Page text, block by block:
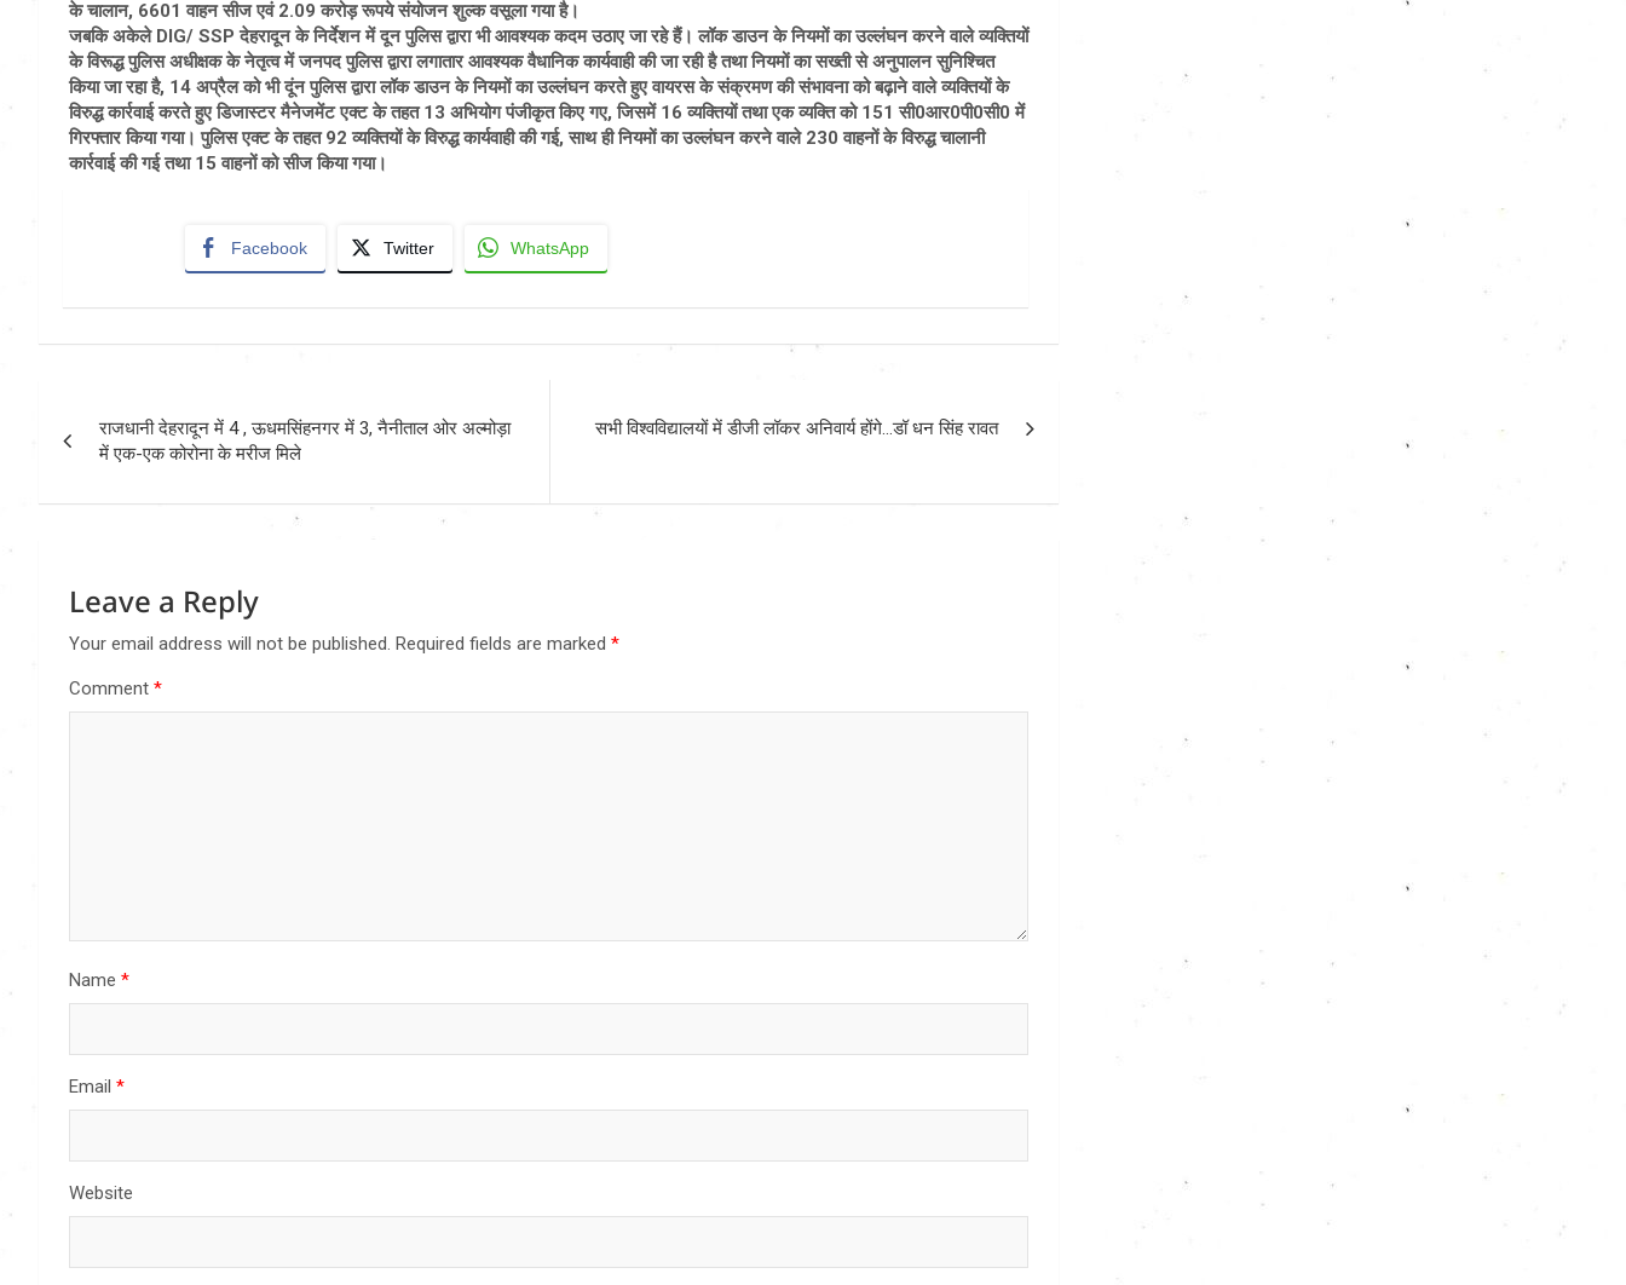
के चालान, 6601 वाहन सीज एवं 2.09 करोड़ रूपये संयोजन शुल्क वसूला गया है।
जबकि अकेले DIG/ SSP देहरादून के निर्देशन में दून पुलिस द्वारा भी आवश्यक कदम उठाए जा रहे हैं। लॉक डाउन के नियमों का उल्लंघन करने वाले व्यक्तियों
के विरूद्ध पुलिस अधीक्षक के नेतृत्व में जनपद पुलिस द्वारा लगातार आवश्यक वैधानिक कार्यवाही की जा रही है तथा नियमों का सख्ती से अनुपालन सुनिश्चित
किया जा रहा है, 14 अप्रैल को भी दूंन पुलिस द्वारा लॉक डाउन के नियमों का उल्लंघन करते हुए वायरस के संक्रमण की संभावना को बढ़ाने वाले व्यक्तियों के
विरुद्ध कार्रवाई करते हुए डिजास्टर मैनेजमेंट एक्ट के तहत 13 अभियोग पंजीकृत किए गए, जिसमें 16 व्यक्तियों तथा एक व्यक्ति को 151 सी0आर0पी0सी0 में
गिरफ्तार किया गया। पुलिस एक्ट के तहत 92 व्यक्तियों के विरुद्ध कार्यवाही की गई, साथ ही नियमों का उल्लंघन करने वाले 230 वाहनों के विरुद्ध चालानी
कार्रवाई की गई तथा 15 वाहनों को सीज किया गया।
Facebook Twitter WhatsApp
navigation
राजधानी देहरादून में 4 , ऊधमसिंहनगर में 3, नैनीताल ओर अल्मोड़ा
में एक-एक कोरोना के मरीज मिले
सभी विश्वविद्यालयों में डीजी लॉकर अनिवार्य होंगे…डॉ धन सिंह रावत
Leave a Reply
Your email address will not be published. Required fields are marked *
Comment *
Name *
Email *
Website